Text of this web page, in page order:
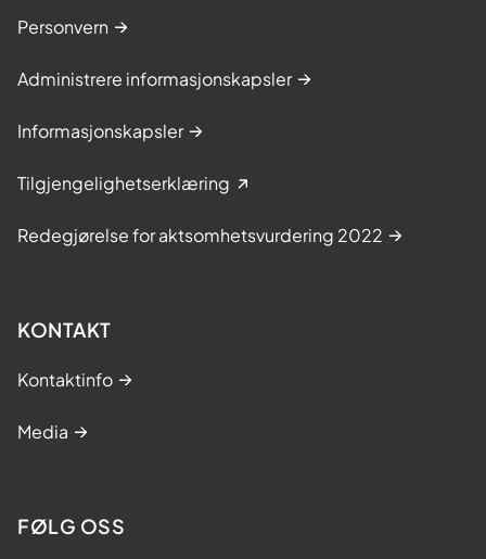
Personvern
Administrere informasjonskapsler
Informasjonskapsler
Tilgjengelighetserklæring
Redegjørelse for aktsomhetsvurdering 2022
KONTAKT
Kontaktinfo
Media
FØLG OSS